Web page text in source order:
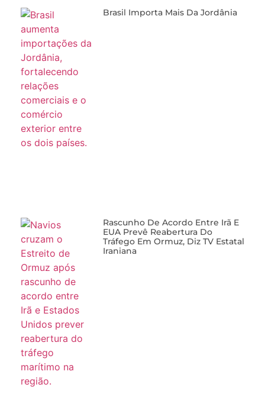
Brasil Importa Mais Da Jordânia
Rascunho De Acordo Entre Irã E
EUA Prevê Reabertura Do
Tráfego Em Ormuz, Diz TV Estatal
Iraniana